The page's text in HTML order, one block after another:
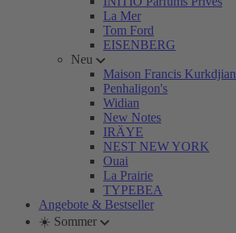
La Mer
Tom Ford
EISENBERG
Neu
Maison Francis Kurkdjian
Penhaligon's
Widian
New Notes
IRÄYE
NEST NEW YORK
Ouai
La Prairie
TYPEBEA
Angebote & Bestseller
☀️ Sommer